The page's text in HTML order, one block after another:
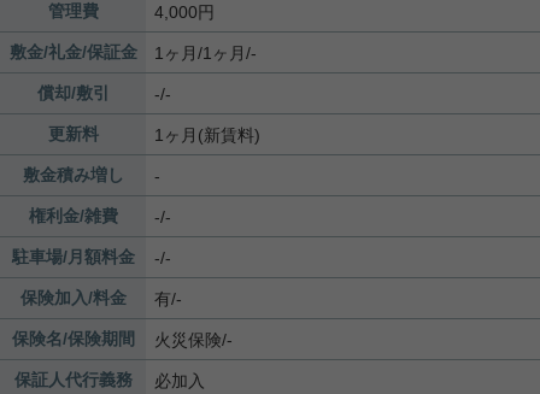
管理費 4,000円
敷金/礼金/保証金 1ヶ月/1ヶ月/-
償却/敷引 -/-
更新料 1ヶ月(新賃料)
敷金積み増し -
権利金/雑費 -/-
駐車場/月額料金 -/-
保険加入/料金 有/-
保険名/保険期間 火災保険/-
保証人代行義務 必加入